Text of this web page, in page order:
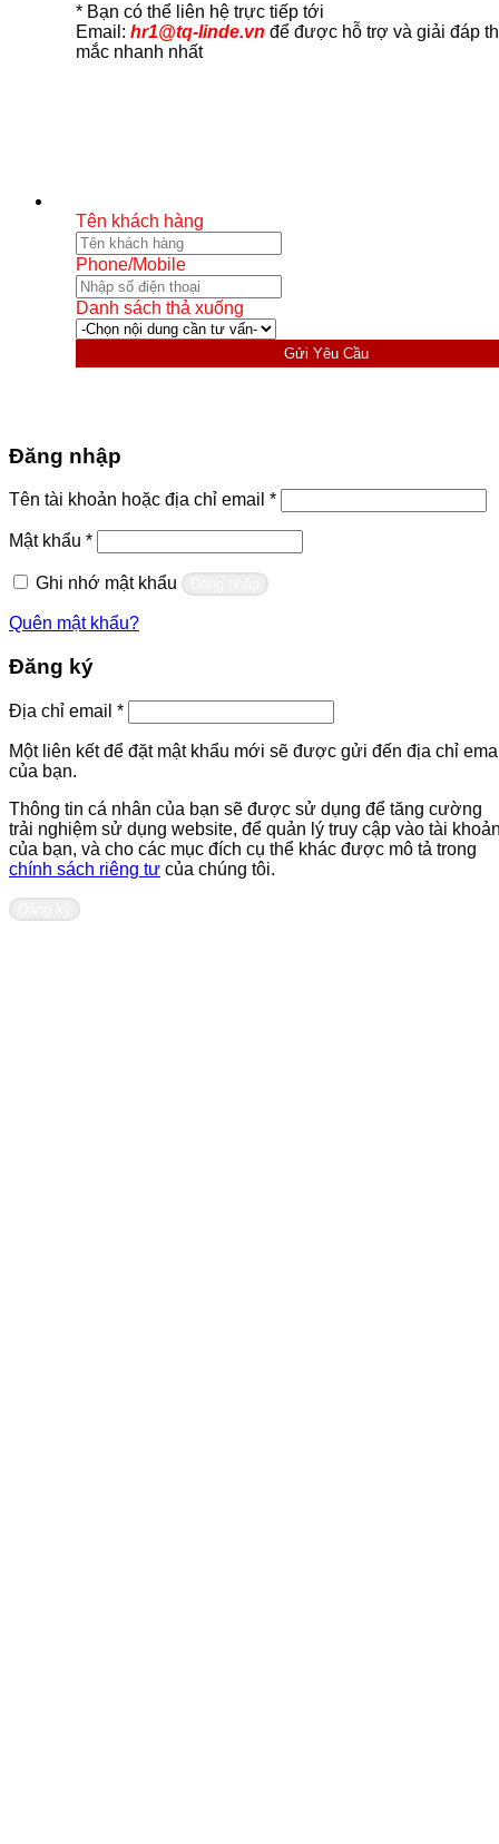
* Bạn có thể liên hệ trực tiếp tới
Email: hr1@tq-linde.vn để được hỗ trợ và giải đáp
mắc nhanh nhất
Tên khách hàng
Phone/Mobile
Danh sách thả xuống
Gửi Yêu Cầu
Đăng nhập
Tên tài khoản hoặc địa chỉ email *Bắt
buộc
Mật khẩu *Bắt
buộc
Ghi nhớ mật khẩu
Quên mật khẩu?
Đăng ký
Địa chỉ email *Bắt
buộc
Một liên kết để đặt mật khẩu mới sẽ được gửi đến địa chỉ
của bạn.
Thông tin cá nhân của bạn sẽ được sử dụng để tăng cường
trải nghiệm sử dụng website, để quản lý truy cập vào tài
của bạn, và cho các mục đích cụ thể khác được mô tả trong
chính sách riêng tư của chúng tôi.